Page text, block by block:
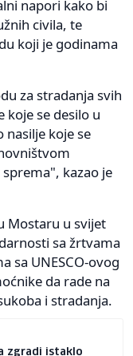
napori kako bi
civila, te
koji je godinama
za stradanja svih
koje se desilo u
koje se
kazao je
Mostaru u svijet
sa žrtvama
sa UNESCO-ovog
da rade na
i stradanja.
zgradi istaklo